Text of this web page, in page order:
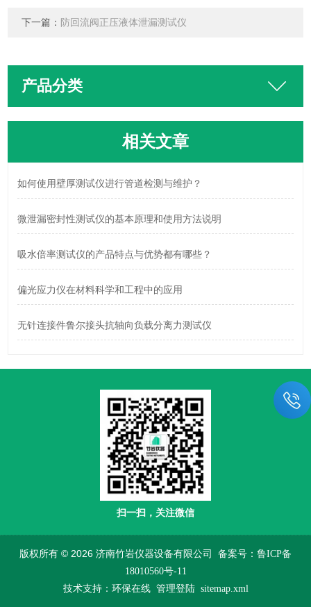
下一篇： 防回流阀正压液体泄漏测试仪
产品分类
相关文章
如何使用壁厚测试仪进行管道检测与维护？
微泄漏密封性测试仪的基本原理和使用方法说明
吸水倍率测试仪的产品特点与优势都有哪些？
偏光应力仪在材料科学和工程中的应用
无针连接件鲁尔接头抗轴向负载分离力测试仪
扫一扫，关注微信
版权所有 © 2026 济南竹岩仪器设备有限公司 备案号：鲁ICP备
18010560号-11
技术支持： 环保在线 管理登陆 sitemap.xml